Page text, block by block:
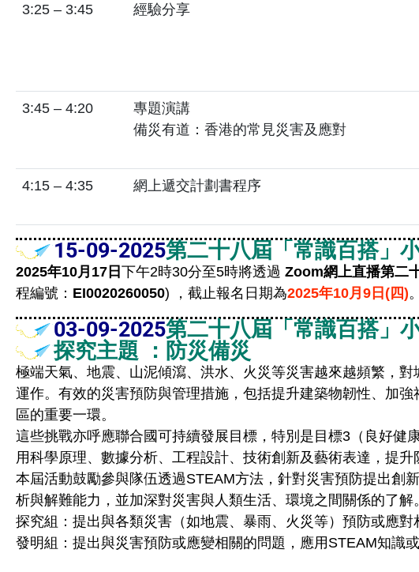
3:25 – 3:45 經驗分享
3:45 – 4:20
專題演講
備災有道：香港的常見災害及應對
4:15 – 4:35 網上遞交計劃書程序
15-09-2025第二十八屆「常識百搭」
2025年10月17日 下午2時30分至5時將透過 Zoom網上直播第二
程編號： EI0020260050) ，截止報名日期為2025年10月9日(四)
03-09-2025第二十八屆「常識百搭」
探究主題 ：防災備災
極端天氣、地震、山泥傾瀉、洪水、火災等災害越來越頻繁，
運作。有效的災害預防與管理措施，包括提升建築物韌性、加
區的重要一環。
這些挑戰亦呼應聯合國可持續發展目標，特別是目標3（良好健
用科學原理、數據分析、工程設計、技術創新及藝術表達，提升
本屆活動鼓勵參與隊伍透過STEAM方法，針對災害預防提出創
析與解難能力，並加深對災害與人類生活、環境之間關係的了解。
探究組：提出與各類災害（如地震、暴雨、火災等）預防或應對
發明組：提出與災害預防或應變相關的問題，應用STEAM知識或